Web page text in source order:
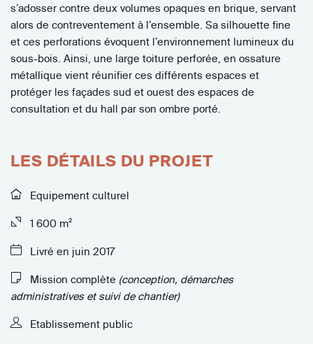
s’adosser contre deux volumes opaques en brique, servant
alors de contreventement à l’ensemble. Sa silhouette fine
et ces perforations évoquent l’environnement lumineux du
sous-bois. Ainsi, une large toiture perforée, en ossature
métallique vient réunifier ces différents espaces et
protéger les façades sud et ouest des espaces de
consultation et du hall par son ombre porté.
LES DÉTAILS DU PROJET
Equipement culturel
1 600 m²
Livré en juin 2017
Mission complète (conception, démarches
administratives et suivi de chantier)
Etablissement public